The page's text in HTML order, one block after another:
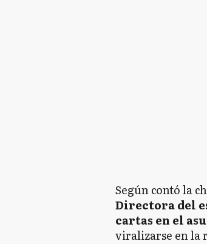
Según contó la
Directora del
cartas en el
viralizarse en la